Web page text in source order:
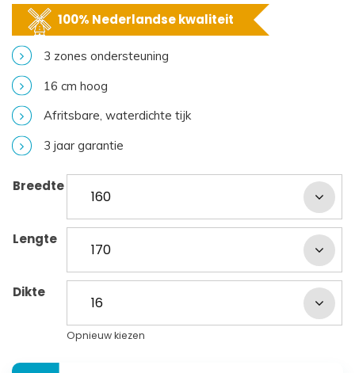
100% Nederlandse kwaliteit
3 zones ondersteuning
16 cm hoog
Afritsbare, waterdichte tijk
3 jaar garantie
Breedte
Lengte
Dikte
Opnieuw kiezen